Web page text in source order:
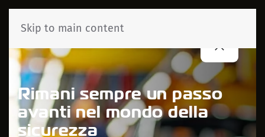
Skip to main content
Rimani sempre un passo
avanti nel mondo della
sicurezza